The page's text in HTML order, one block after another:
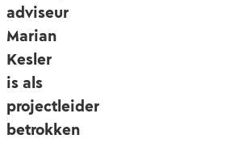
adviseur
Marian
Kesler
is als
projectleider
betrokken